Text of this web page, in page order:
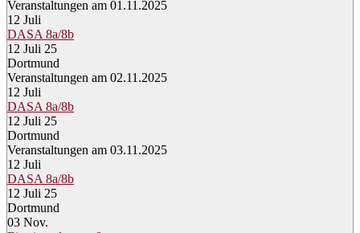
Veranstaltungen am 01.11.2025
12 Juli
DASA 8a/8b
12 Juli 25
Dortmund
Veranstaltungen am 02.11.2025
12 Juli
DASA 8a/8b
12 Juli 25
Dortmund
Veranstaltungen am 03.11.2025
12 Juli
DASA 8a/8b
12 Juli 25
Dortmund
03 Nov.